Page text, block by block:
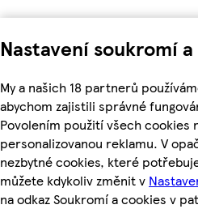
Nastavení soukromí
My a našich 18 partnerů
abychom zajistili správné
Povolením použití všech cookies
personalizovanou reklamu. V
nezbytné cookies, které
můžete kdykoliv změnit v
na odkaz Soukromí a cookies v